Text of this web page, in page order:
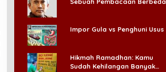
Impor Gula vs Penghuni Usus
Hikmah Ramadhan: Kamu
Sudah Kehilangan Banyak